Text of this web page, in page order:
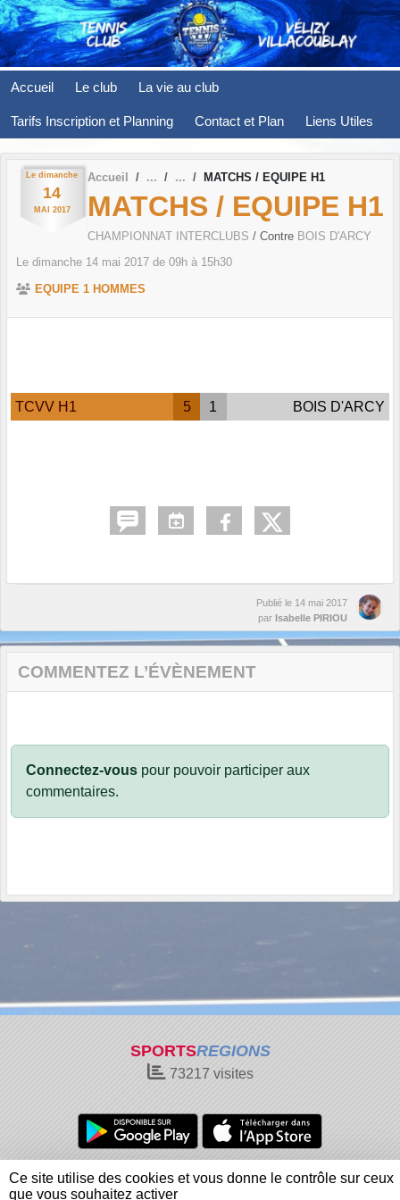
Accueil Le club La vie au club
Tarifs Inscription et Planning Contact et Plan Liens Utiles
Le dimanche
14
MAI 2017
Accueil MATCHS / EQUIPE H1
MATCHS / EQUIPE H1
CHAMPIONNAT INTERCLUBS / Contre BOIS D'ARCY
Le dimanche 14 mai 2017 de 09h à 15h30
EQUIPE 1 HOMMES
TCVV H1 5 1 BOIS D'ARCY
Publié le 14 mai 2017
par Isabelle PIRIOU
COMMENTEZ L’ÉVÈNEMENT
Connectez-vous pour pouvoir participer aux
commentaires.
SPORTSREGIONS
73217 visites
Charte cookies
Gestion des cookies
Informations légales
Signaler un contenu inapproprié
Panneau de gestion des cookies
Ce site utilise des cookies et vous donne le contrôle sur ceux
que vous souhaitez activer